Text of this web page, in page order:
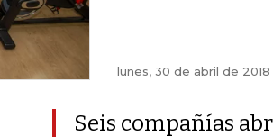
lunes, 30 de abril de 2018
Seis compañías